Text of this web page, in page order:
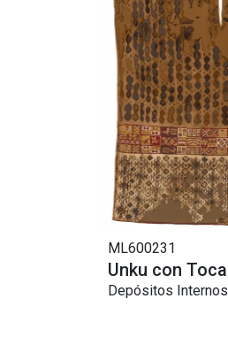
ML600231
Unku con
Depósitos Internos